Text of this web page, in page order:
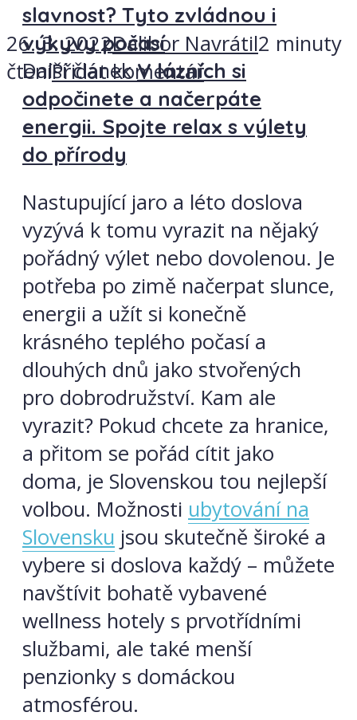
26. 3. 2022Dalibor Navrátil2 minuty
čteníPřidat komentář
slavnost? Tyto zvládnou i
výkyvy počasí
Další článek V lázních si
odpočinete a načerpáte
energii. Spojte relax s výlety
do přírody
Nastupující jaro a léto doslova
vyzývá k tomu vyrazit na nějaký
pořádný výlet nebo dovolenou. Je
potřeba po zimě načerpat slunce,
energii a užít si konečně
krásného teplého počasí a
dlouhých dnů jako stvořených
pro dobrodružství. Kam ale
vyrazit? Pokud chcete za hranice,
a přitom se pořád cítit jako
doma, je Slovenskou tou nejlepší
volbou. Možnosti ubytování na
Slovensku jsou skutečně široké a
vybere si doslova každý – můžete
navštívit bohatě vybavené
wellness hotely s prvotřídními
službami, ale také menší
penzionky s domáckou
atmosférou.